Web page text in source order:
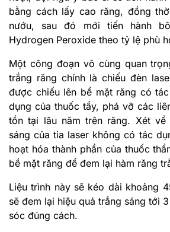
bằng cách lấy cao răng, đồng
nướu, sau đó mới tiến hành
Hydrogen Peroxide theo tỷ lệ phù
Một công đoạn vô cùng quan
trắng răng chính là chiếu đèn
được chiếu lên bề mặt răng có
dụng của thuốc tẩy, phá vỡ các
tồn tại lâu năm trên răng. Xét về
sáng của tia laser không có tác
hoạt hóa thành phần của thuốc
bề mặt răng để đem lại hàm răng
Liệu trình này sẽ kéo dài khoảng
sẽ đem lại hiệu quả trắng sáng tới
sóc đúng cách.